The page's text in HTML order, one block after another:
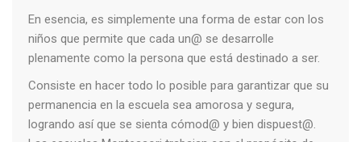
En esencia, es simplemente una forma de estar con los
niños que permite que cada un@ se desarrolle
plenamente como la persona que está destinado a ser.
Consiste en hacer todo lo posible para garantizar que su
permanencia en la escuela sea amorosa y segura,
logrando así que se sienta cómod@ y bien dispuest@.